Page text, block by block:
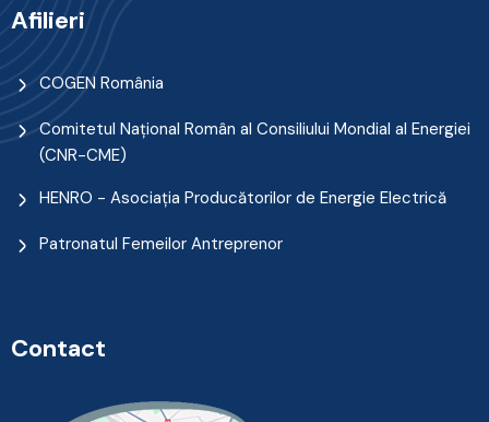
Afilieri
COGEN România
Comitetul Naţional Român al Consiliului Mondial al Energiei
(CNR-CME)
HENRO - Asociația Producătorilor de Energie Electrică
Patronatul Femeilor Antreprenor
Contact